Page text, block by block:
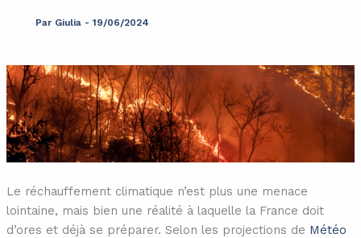
Par Giulia - 19/06/2024
Le réchauffement climatique n’est plus une menace
lointaine, mais bien une réalité à laquelle la France doit
d’ores et déjà se préparer. Selon les projections de Météo